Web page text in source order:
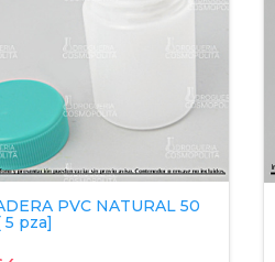
PVC NATURAL 50
5 pza]